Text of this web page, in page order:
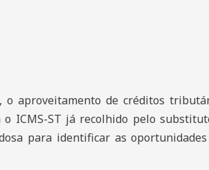
aproveitamento de créditos
ICMS-ST já recolhido pelo
para identificar as